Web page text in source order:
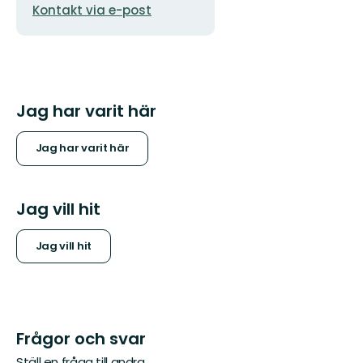
Kontakt via e-post
Jag har varit här
Jag har varit här
Jag vill hit
Jag vill hit
Frågor och svar